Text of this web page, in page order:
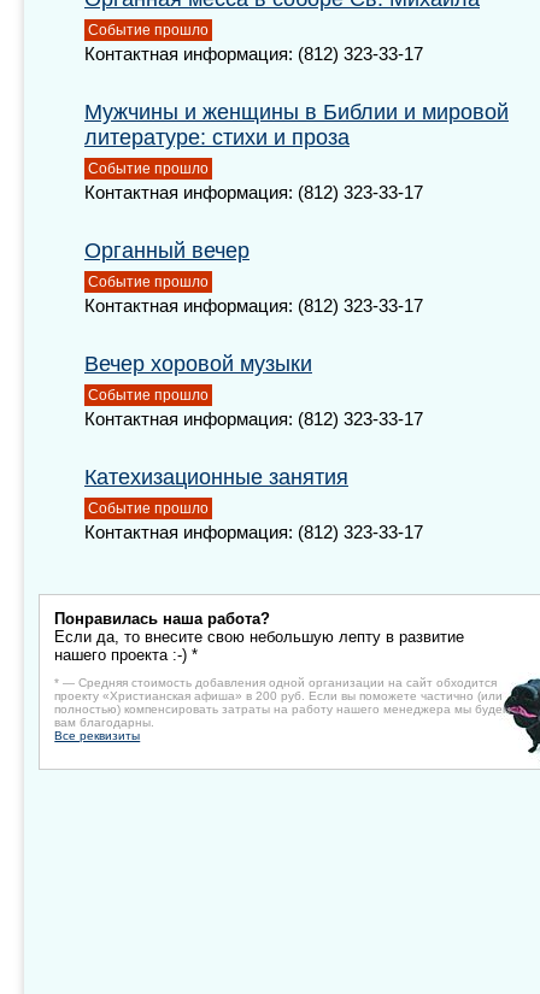
Событие прошло
Контактная информация: (812) 323-33-17
Мужчины и женщины в Библии и мировой
литературе: стихи и проза
Событие прошло
Контактная информация: (812) 323-33-17
Органный вечер
Событие прошло
Контактная информация: (812) 323-33-17
Вечер хоровой музыки
Событие прошло
Контактная информация: (812) 323-33-17
Катехизационные занятия
Событие прошло
Контактная информация: (812) 323-33-17
Понравилась наша работа?
Если да, то внесите свою небольшую лепту в развитие
нашего проекта :-) *
* — Средняя стоимость добавления одной организации на сайт обходится
проекту «Христианская афиша» в 200 руб. Если вы поможете частично (или
полностью) компенсировать затраты на работу нашего менеджера мы будем
вам благодарны.
Все реквизиты